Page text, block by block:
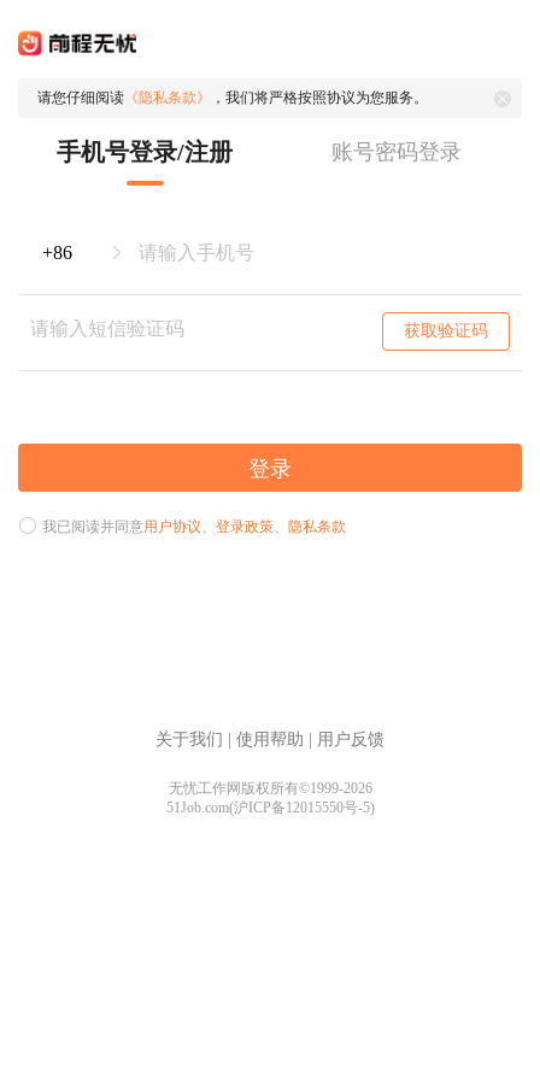
请您仔细阅读 《隐私条款》 ，我们将严格按照协议为您服务。
手机号登录/注册 账号密码登录
获取验证码
登录
我已阅读并同意用户协议、 登录政策、 隐私条款
关于我们 使用帮助 用户反馈
无忧工作网版权所有©1999-2026
51Job.com(沪ICP备12015550号-5)